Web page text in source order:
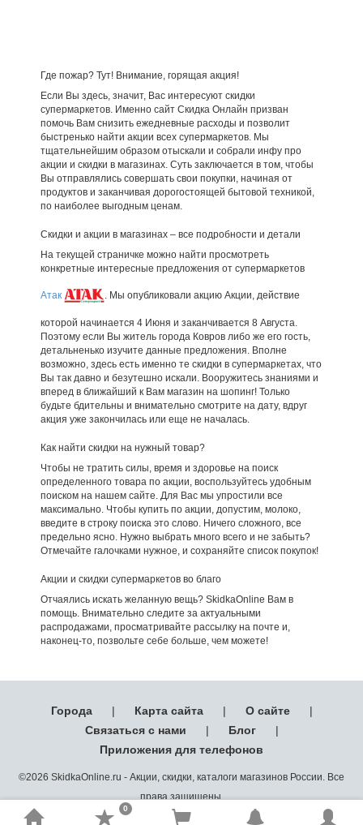
Где пожар? Тут! Внимание, горящая акция!
Если Вы здесь, значит, Вас интересуют скидки
супермаркетов. Именно сайт Скидка Онлайн призван
помочь Вам снизить ежедневные расходы и позволит
быстренько найти акции всех супермаркетов. Мы
тщательнейшим образом отыскали и собрали инфу про
акции и скидки в магазинах. Суть заключается в том, чтобы
Вы отправлялись совершать свои покупки, начиная от
продуктов и заканчивая дорогостоящей бытовой техникой,
по наиболее выгодным ценам.
Скидки и акции в магазинах – все подробности и детали
На текущей страничке можно найти просмотреть
конкретные интересные предложения от супермаркетов
Атак . Мы опубликовали акцию Акции, действие
которой начинается 4 Июня и заканчивается 8 Августа.
Поэтому если Вы житель города Ковров либо же его гость,
детальненько изучите данные предложения. Вполне
возможно, здесь есть именно те скидки в супермаркетах, что
Вы так давно и безутешно искали. Вооружитесь знаниями и
вперед в ближайший к Вам магазин на шопинг! Только
будьте бдительны и внимательно смотрите на дату, вдруг
акция уже закончилась или еще не началась.
Как найти скидки на нужный товар?
Чтобы не тратить силы, время и здоровье на поиск
определенного товара по акции, воспользуйтесь удобным
поиском на нашем сайте. Для Вас мы упростили все
максимально. Чтобы купить по акции, допустим, молоко,
введите в строку поиска это слово. Ничего сложного, все
предельно ясно. Нужно выбрать много всего и не забыть?
Отмечайте галочками нужное, и сохраняйте список покупок!
Акции и скидки супермаркетов во благо
Отчаялись искать желанную вещь? SkidkaOnline Вам в
помощь. Внимательно следите за актуальными
распродажами, просматривайте рассылку на почте и,
наконец-то, позвольте себе больше, чем можете!
Города | Карта сайта | О сайте
|
Связаться с нами
| Блог
|
Приложения для телефонов
©2026 SkidkaOnline.ru - Акции, скидки, каталоги магазинов России. Все
права защищены.
0